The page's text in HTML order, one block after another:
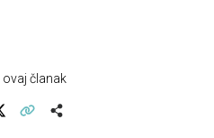
ovaj članak